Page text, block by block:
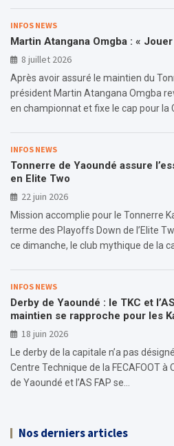
INFOS NEWS
Martin Atangana Omgba : «
8 juillet 2026
Après avoir assuré le maintien du
président Martin Atangana Omgba
en championnat et fixe le cap pour la
INFOS NEWS
Tonnerre de Yaoundé assure
en Elite Two
22 juin 2026
Mission accomplie pour le Tonnerre
terme des Playoffs Down de l’Elite
ce dimanche, le club mythique de la
INFOS NEWS
Derby de Yaoundé : le TKC et
maintien se rapproche pour les
18 juin 2026
Le derby de la capitale n’a pas
Centre Technique de la FECAFOOT à
de Yaoundé et l’AS FAP se…
Nos derniers articles